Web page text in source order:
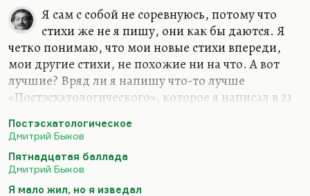
Я сам с собой не соревнуюсь, потому что
стихи же не я пишу, они как бы даются. Я
четко понимаю, что мои новые стихи впереди,
мои другие стихи, не похожие ни на что. А вот
лучшие? Вряд ли я напишу что-то лучше
«Постэсхатологического», которое я написал в 21
я напишу что-то лучше «Пятнадцатой баллады»
(«Если б был я Дэн Браун…») или моего самого
любимого стихотворения – «Сказки о рыбаке и
рыбке»… Вообще, лучшее стихотворение мое
Постэсхатологическое
Дмитрий Быков
Пятнадцатая баллада
Дмитрий Быков
Я мало жил, но я изведал